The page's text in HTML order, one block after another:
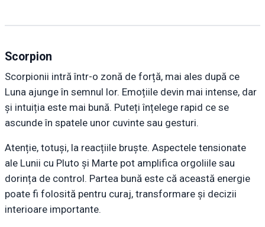
Scorpion
Scorpionii intră într-o zonă de forță, mai ales după ce
Luna ajunge în semnul lor. Emoțiile devin mai intense, dar
și intuiția este mai bună. Puteți înțelege rapid ce se
ascunde în spatele unor cuvinte sau gesturi.
Atenție, totuși, la reacțiile bruște. Aspectele tensionate
ale Lunii cu Pluto și Marte pot amplifica orgoliile sau
dorința de control. Partea bună este că această energie
poate fi folosită pentru curaj, transformare și decizii
interioare importante.